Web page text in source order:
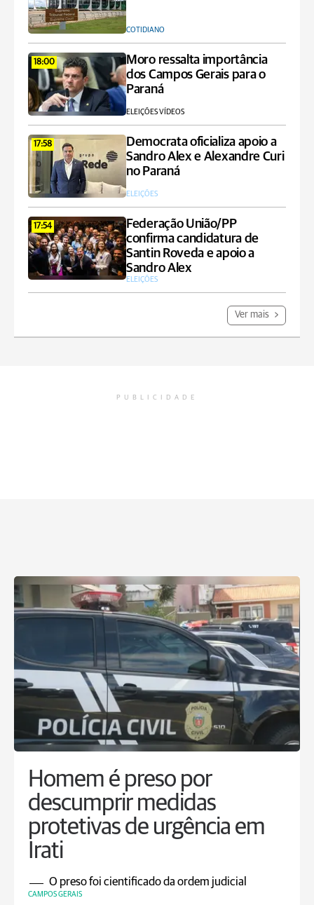
COTIDIANO
18:00
Moro ressalta importância
dos Campos Gerais para o
Paraná
ELEIÇÕES VÍDEOS
17:58
Democrata oficializa apoio a
Sandro Alex e Alexandre Curi
no Paraná
ELEIÇÕES
17:54
Federação União/PP
confirma candidatura de
Santin Roveda e apoio a
Sandro Alex
ELEIÇÕES
Ver mais
PUBLICIDADE
Homem é preso por
descumprir medidas
protetivas de urgência em
Irati
O preso foi cientificado da ordem judicial
CAMPOS GERAIS